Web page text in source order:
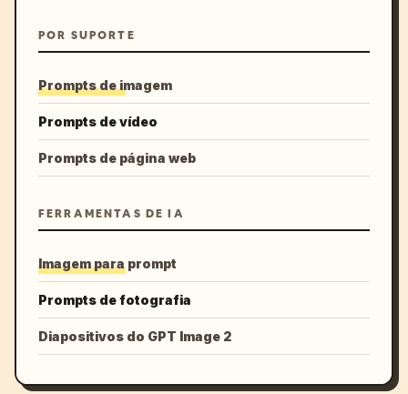
POR SUPORTE
Prompts de imagem
Prompts de vídeo
Prompts de página web
FERRAMENTAS DE IA
Imagem para prompt
Prompts de fotografia
Diapositivos do GPT Image 2